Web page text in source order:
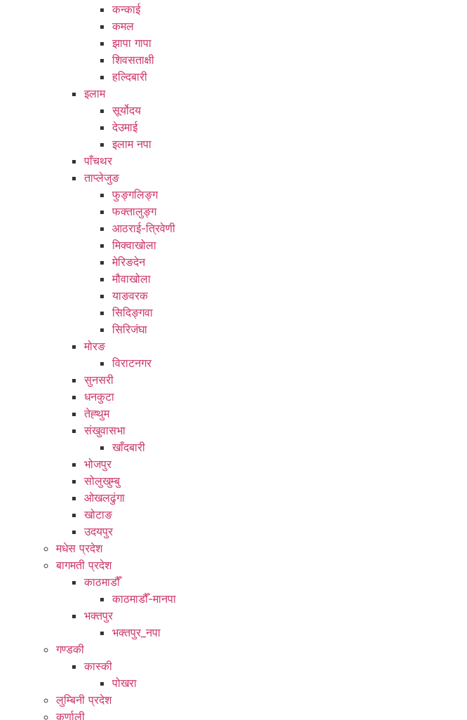
कन्काई
कमल
झापा गापा
शिवसताक्षी
हल्दिबारी
इलाम
सूर्योदय
देउमाई
इलाम नपा
पाँचथर
ताप्लेजुङ
फुङ्गलिङ्ग
फक्तालुङ्ग
आठराई-त्रिवेणी
मिक्वाखोला
मेरिङदेन
मौवाखोला
याङवरक
सिदिङ्गवा
सिरिजंघा
मोरङ
विराटनगर
सुनसरी
धनकुटा
तेह्थुम
संखुवासभा
खाँदबारी
भोजपुर
सोलुखुम्बु
ओखलढुंगा
खोटाङ
उदयपुर
मधेस प्रदेश
बागमती प्रदेश
काठमाडौँ
काठमाडौँ-मानपा
भक्तपुर
भक्तपुर_नपा
गण्डकी
कास्की
पोखरा
लुम्बिनी प्रदेश
कर्णाली